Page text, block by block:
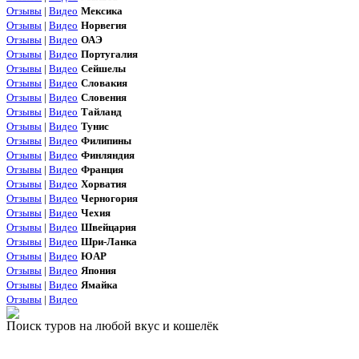
Отзывы | Видео Мексика
Отзывы | Видео Норвегия
Отзывы | Видео ОАЭ
Отзывы | Видео Португалия
Отзывы | Видео Сейшелы
Отзывы | Видео Словакия
Отзывы | Видео Словения
Отзывы | Видео Тайланд
Отзывы | Видео Тунис
Отзывы | Видео Филипины
Отзывы | Видео Финляндия
Отзывы | Видео Франция
Отзывы | Видео Хорватия
Отзывы | Видео Черногория
Отзывы | Видео Чехия
Отзывы | Видео Швейцария
Отзывы | Видео Шри-Ланка
Отзывы | Видео ЮАР
Отзывы | Видео Япония
Отзывы | Видео Ямайка
Отзывы | Видео
Поиск туров на любой вкус и кошелёк